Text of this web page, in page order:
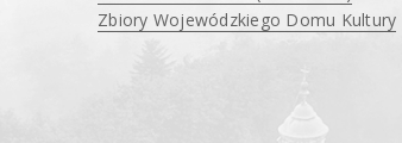
Zbiory Wojewódzkiego Domu Kultury